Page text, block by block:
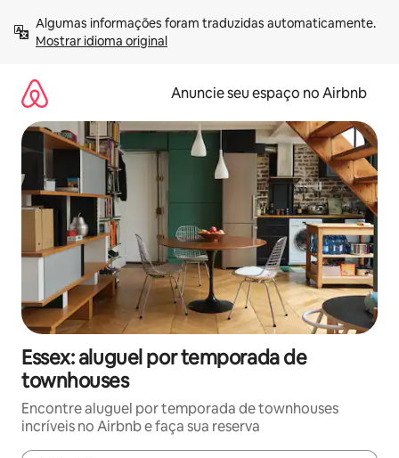
para
Mostrar idioma original
Anuncie seu espaço no Airbnb
Essex: aluguel por temporada de
townhouses
Encontre aluguel por temporada de townhouses
incríveis no Airbnb e faça sua reserva